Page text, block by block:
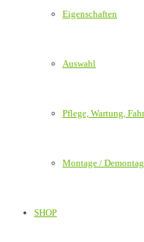
Eigenschaften
Auswahl
Pflege, Wartung,
Montage /
SHOP